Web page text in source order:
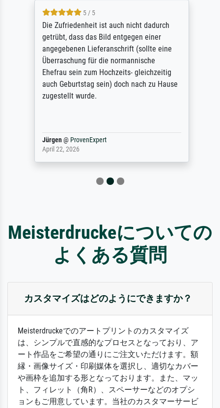
5 / 5
Die Zufriedenheit ist auch nicht dadurch
getrübt, dass das Bild entgegen einer
angegebenen Lieferanschrift (sollte eine
Überraschung für die normannische
Ehefrau sein zum Hochzeits- gleichzeitig
auch Geburtstag sein) doch nach zu Hause
zugestellt wurde.
Jürgen@ ProvenExpert
April 22, 2026
Meisterdruckeについての
よくある質問
カスタマイズはどのようにできますか？
Meisterdruckeでのアートプリントのカスタマイズ
は、シンプルで直感的なプロセスとなっており、ア
ート作品をご希望の通りにご注文いただけます。額
縁・画像サイズ・印刷媒体を選択し、適切なカバー
や画枠を追加する形となっております。また、マッ
ト、フィレット（角R）、スペーサーなどのオプシ
ョンもご用意しています。当社のカスタマーサービ